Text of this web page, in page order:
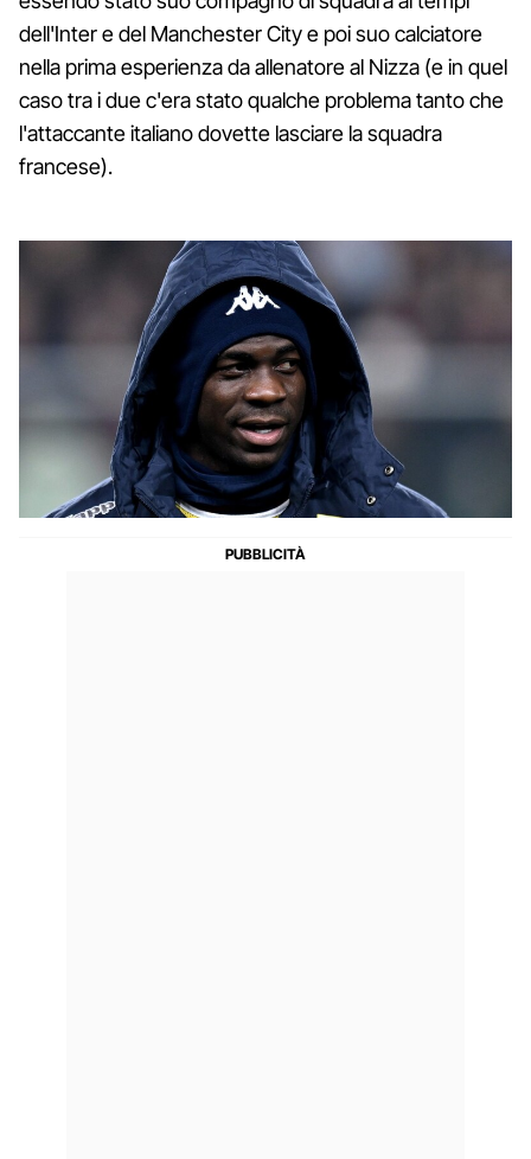
dell'Inter e del Manchester City e poi suo calciatore
nella prima esperienza da allenatore al Nizza (e in quel
caso tra i due c'era stato qualche problema tanto che
l'attaccante italiano dovette lasciare la squadra
francese).